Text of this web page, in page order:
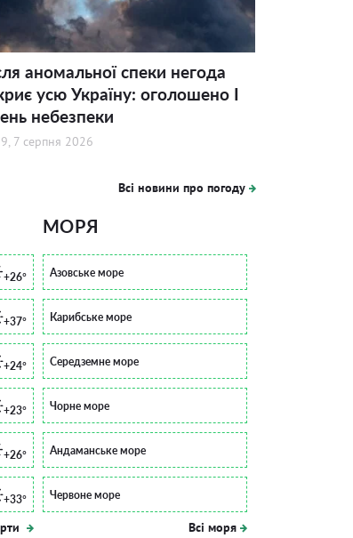
аномальної спеки негода
усю Україну: оголошено І
небезпеки
7 серпня 2026
Всі новини про погоду
+26°
+37°
+24°
+23°
+26°
+33°
МОРЯ
Азовське море
Карибське море
Середземне море
Чорне море
Андаманське море
Червоне море
Всі моря